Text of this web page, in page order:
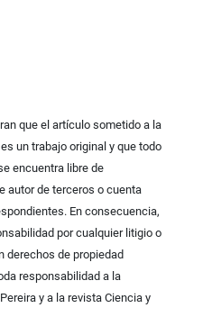
que el artículo sometido a la
un trabajo original y que todo
encuentra libre de
autor de terceros o cuenta
En consecuencia,
por cualquier litigio o
derechos de propiedad
responsabilidad a la
y a la revista Ciencia y